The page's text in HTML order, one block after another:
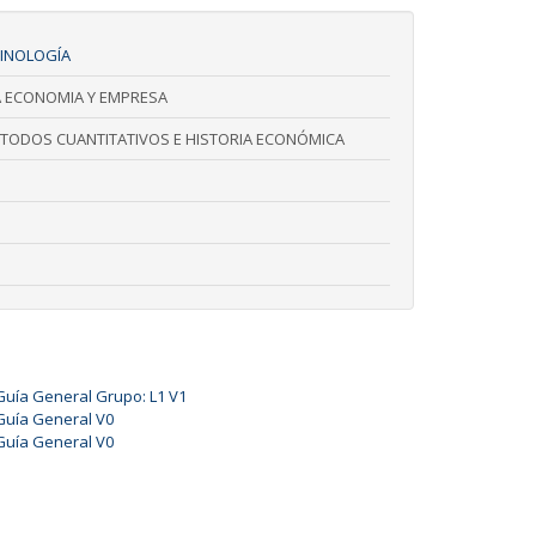
Y EMPRESA
CUANTITATIVOS E HISTORIA ECONÓMICA
General Grupo: L1 V1
General V0
General V0